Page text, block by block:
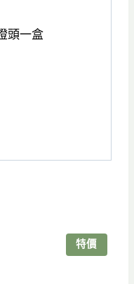
頭一盒
特價